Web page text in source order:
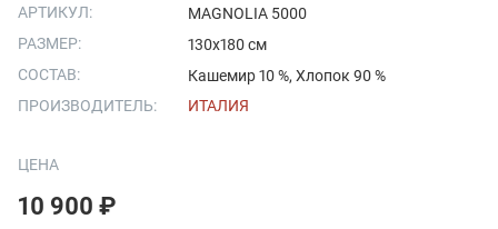
АРТИКУЛ:
MAGNOLIA 5000
РАЗМЕР:
130х180 см
СОСТАВ:
Кашемир 10 %, Хлопок 90 %
ПРОИЗВОДИТЕЛЬ:
ИТАЛИЯ
ЦЕНА
10 900 ₽